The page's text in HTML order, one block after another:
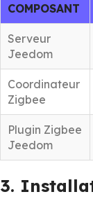
COMPOSANT
Serveur
Jeedom
Coordinateur
Zigbee
Plugin Zigbee
Jeedom
3.